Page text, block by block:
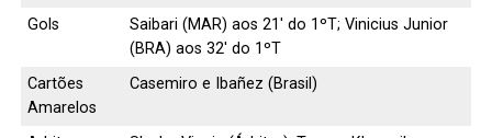
Gols
Saibari (MAR) aos 21′ do 1ºT; Vinicius Junior
(BRA) aos 32′ do 1ºT
Cartões
Amarelos
Casemiro e Ibañez (Brasil)